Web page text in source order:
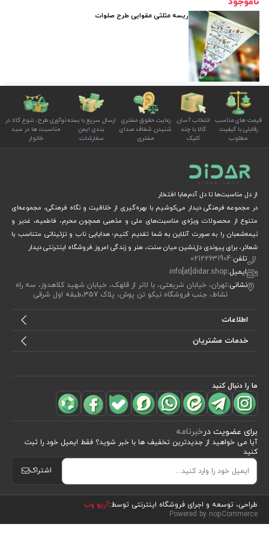
مشاهده محصولات(5)
ریسه مثلثی مقوایی طرح صلوات
قیمت های مناسب
رقابتی با کیفیت
مطلوب
انتخاب آسان
کالا با چند
کلیک
رعایت حقوق مشتری
شنیدن شفاف صدای
مشتری
ارسال سریع با بسته
بندی ایمن
سفارشات
نوآوری طرح، تنوع کالا در
مناسبت ها در سبد
خانوار
از دل مناسبت‌ها تا دل آدم‌هابا افتخار
در مجموعه فرهنگی دیدار می‌کوشیم با بهره‌گیری از خلاقیت و نگاه فرهنگی، مجموعه‌ای
متنوع از محصولات ویژه‌ی مناسبت‌های ملی و مذهبی همچون محرم، فاطمیه، غدیر و
نیمه‌شعبان را به صورت آنلاین به شما تقدیم کنیم؛ هدایایی ناب و تزئیناتی متناسب با
شعائر، برای پیوندی دل‌نشین میان سنت، هنر و زندگی امروز.فروشگاه اینترنتی دیدار
تلفن:02122631904
ایمیل:info[at]didar.shop
نشانی:تهران، خیابان شریعتی، با لاتر از قلهک، خیابان شهید کلاهدوز، سه راه
نشاط، جنب فروشگاه نیکو تن پوش، پلاک 357،طبقه اول شرقی
اطلاعات
خدمات مشتریان
ما را دنبال کنید
برای عضویت درخبرنامه
آیا می خواهید از جدید‌ترین تخفیف‌ ها با‌ خبر شوید؟ فقط ایمیل خود را ثبت
کنید
اشتراک
طراحی، توسعه و اجرای فروشگاه اینترنتی توسط:آریو وب
Powered by nopCommerce